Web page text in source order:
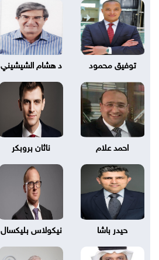
توفيق محمود د هشام الشيشيني
احمد علام ناثان بروبكر
حيدر باشا نيكولاس بليكسال